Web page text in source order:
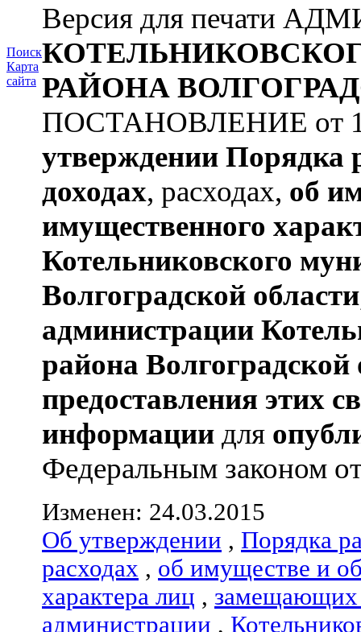
Поиск
Карта
сайта
Версия для печати
РАЙОНА
ПОСТАНОВЛЕНИЕ от
утверждении Порядка
доходах, расходах, об
имущественного
Котельниковского
Волгоградской области
администрации
района Волгоградской
предоставления этих
информации для
Федеральным законом
Изменен: 24.03.2015
Об утверждении , Порядка
расходах , об имуществе и
характера лиц , замещающих
администрации ,